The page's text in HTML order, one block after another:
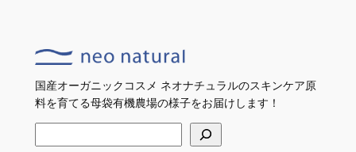
国産オーガニックコスメ ネオナチュラルのスキンケア原
料を育てる母袋有機農場の様子をお届けします！